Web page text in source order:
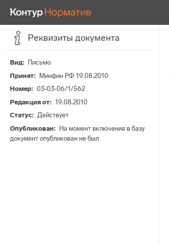
Реквизиты документа
Вид
Письмо
Принят
Минфин РФ 19.08.2010
Номер
03-03-06/1/562
Редакция от
19.08.2010
Статус
Действует
Опубликован
На момент включения в базу
документ опубликован не был